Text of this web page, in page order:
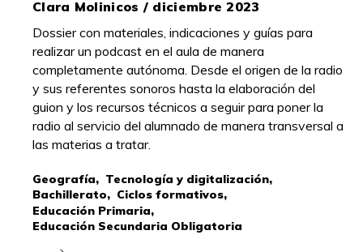
Clara Molinicos / diciembre 2023
Dossier con materiales, indicaciones y guías para
realizar un podcast en el aula de manera
completamente autónoma. Desde el origen de la radio
y sus referentes sonoros hasta la elaboración del
guion y los recursos técnicos a seguir para poner la
radio al servicio del alumnado de manera transversal a
las materias a tratar.
Geografía, Tecnología y digitalización,
Bachillerato, Ciclos formativos,
Educación Primaria,
Educación Secundaria Obligatoria